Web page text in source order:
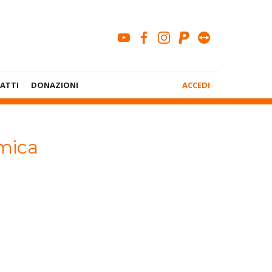
youtubefacebook
instagram
paypal
DONAZIONI
Account
ACCEDI